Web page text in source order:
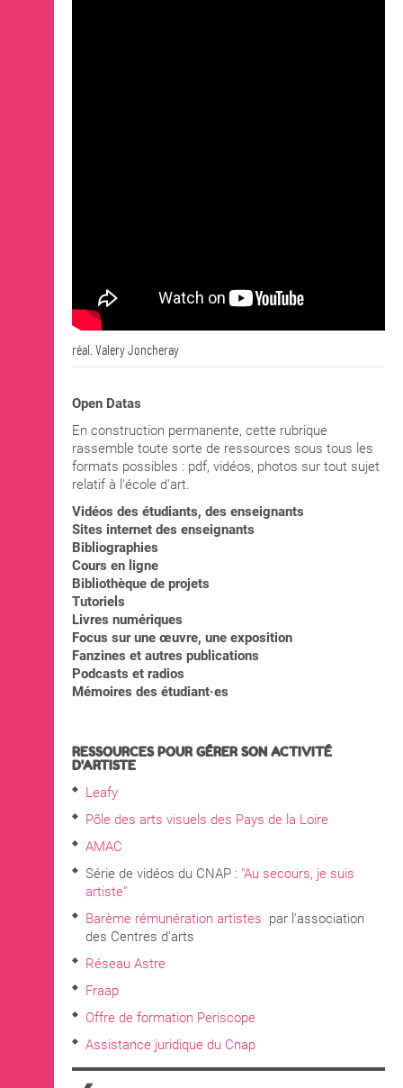
CONTACTS
réal. Valery Joncheray
Open Datas
En construction permanente, cette rubrique
rassemble toute sorte de ressources sous tous les
formats possibles : pdf, vidéos, photos sur tout sujet
relatif à l'école d'art.
Vidéos des étudiants, des enseignants
Sites internet des enseignants
Bibliographies
Cours en ligne
Bibliothèque de projets
Tutoriels
Livres numériques
Focus sur une œuvre, une exposition
Fanzines et autres publications
Podcasts et radios
Mémoires des étudiant·es
RESSOURCES POUR GÉRER SON ACTIVITÉ
D'ARTISTE
Leafy
Pôle des arts visuels des Pays de la Loire
AMAC
Série de vidéos du CNAP : "Au secours, je suis
artiste"
Barème rémunération artistes par l'association
des Centres d'arts
Réseau Astre
Fraap
Offre de formation Periscope
Assistance juridique du Cnap